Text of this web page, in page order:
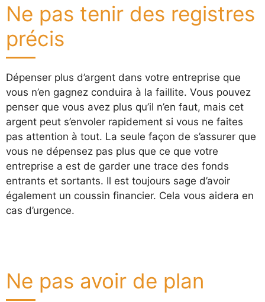
Ne pas tenir des registres
précis
Dépenser plus d’argent dans votre entreprise que
vous n’en gagnez conduira à la faillite. Vous pouvez
penser que vous avez plus qu’il n’en faut, mais cet
argent peut s’envoler rapidement si vous ne faites
pas attention à tout. La seule façon de s’assurer que
vous ne dépensez pas plus que ce que votre
entreprise a est de garder une trace des fonds
entrants et sortants. Il est toujours sage d’avoir
également un coussin financier. Cela vous aidera en
cas d’urgence.
Ne pas avoir de plan